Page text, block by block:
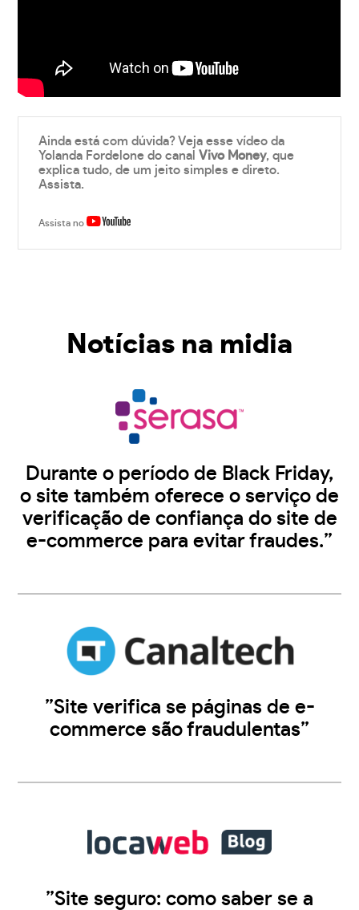
Ainda está com dúvida? Veja esse vídeo da
Yolanda Fordelone do canalVivo Money, que
explica tudo, de um jeito simples e direto.
Assista.
Assista no
Notícias na midia
Durante o período de Black Friday,
o site também oferece o serviço de
verificação de confiança do site de
e-commerce para evitar fraudes.”
”Site verifica se páginas de e-
commerce são fraudulentas”
”Site seguro: como saber se a